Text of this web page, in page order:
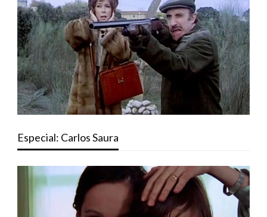
Especial: Carlos Saura